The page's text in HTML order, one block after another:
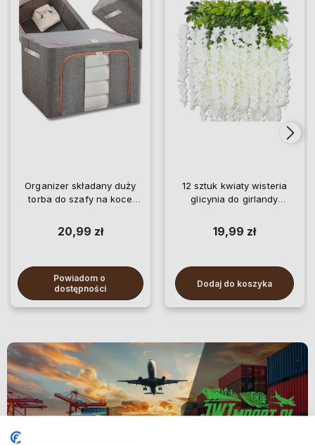
Organizer składany duży
torba do szafy na koce
20,99 zł
Powiadom o
dostępności
12 sztuk kwiaty wisteria
glicynia do girlandy
19,99 zł
Dodaj do koszyka